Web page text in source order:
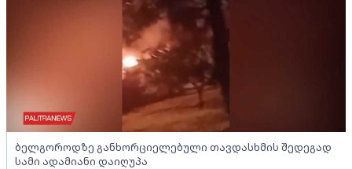
ბელგოროდზე განხორციელებული თავდასხმის შედეგად
სამი ადამიანი დაიღუპა